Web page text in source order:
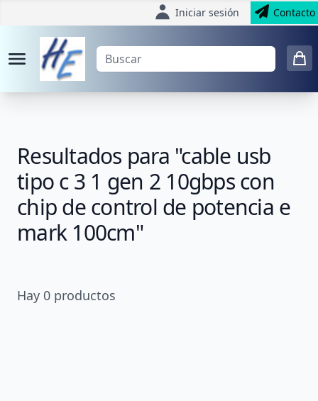
Iniciar sesión Contacto
Resultados para "cable usb
tipo c 3 1 gen 2 10gbps con
chip de control de potencia e
mark 100cm"
Hay 0 productos